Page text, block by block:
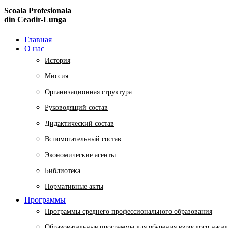
Scoala Profesionala
din Ceadir-Lunga
Главная
О нас
История
Миссия
Организационная структура
Руководящий состав
Дидактический состав
Вспомогательный состав
Экономические агенты
Библиотека
Нормативные акты
Программы
Программы среднего профессионального образования